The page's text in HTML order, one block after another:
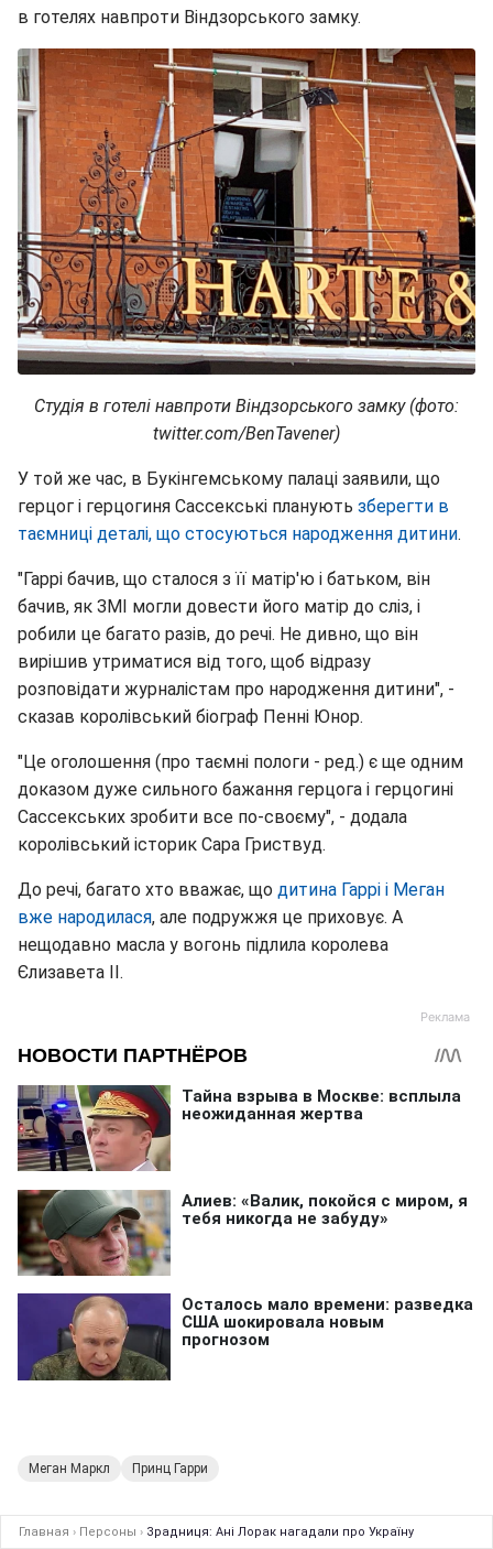
в готелях навпроти Віндзорського замку.
Студія в готелі навпроти Віндзорського замку (фото:
twitter.com/BenTavener)
У той же час, в Букінгемському палаці заявили, що
герцог і герцогиня Сассекські планують зберегти в
таємниці деталі, що стосуються народження дитини.
"Гаррі бачив, що сталося з її матір'ю і батьком, він
бачив, як ЗМІ могли довести його матір до сліз, і
робили це багато разів, до речі. Не дивно, що він
вирішив утриматися від того, щоб відразу
розповідати журналістам про народження дитини", -
сказав королівський біограф Пенні Юнор.
"Це оголошення (про таємні пологи - ред.) є ще одним
доказом дуже сильного бажання герцога і герцогині
Сассекських зробити все по-своєму", - додала
королівський історик Сара Гриствуд.
До речі, багато хто вважає, що дитина Гаррі і Меган
вже народилася, але подружжя це приховує. А
нещодавно масла у вогонь підлила королева
Єлизавета ІІ.
Меган Маркл Принц Гарри
Главная › Персоны › Зрадниця: Ані Лорак нагадали про Україну